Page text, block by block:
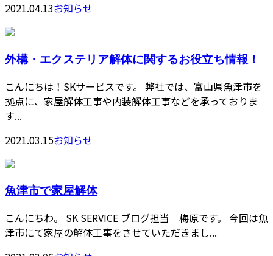
2021.04.13お知らせ
外構・エクステリア解体に関するお役立ち情報！
こんにちは！SKサービスです。 弊社では、富山県魚津市を
拠点に、家屋解体工事や内装解体工事などを承っておりま
す...
2021.03.15お知らせ
魚津市で家屋解体
こんにちわ。 SK SERVICE ブログ担当 梅原です。 今回は魚
津市にて家屋の解体工事をさせていただきまし...